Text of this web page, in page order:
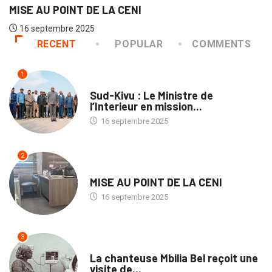
DE LA CENI
2025
RECENT POPULAR COMMENTS
1
Sud-Kivu : Le Ministre de
l’Interieur en mission...
16 septembre 2025
2
MISE AU POINT DE LA CENI
16 septembre 2025
3
La chanteuse Mbilia Bel reçoit une
visite de...